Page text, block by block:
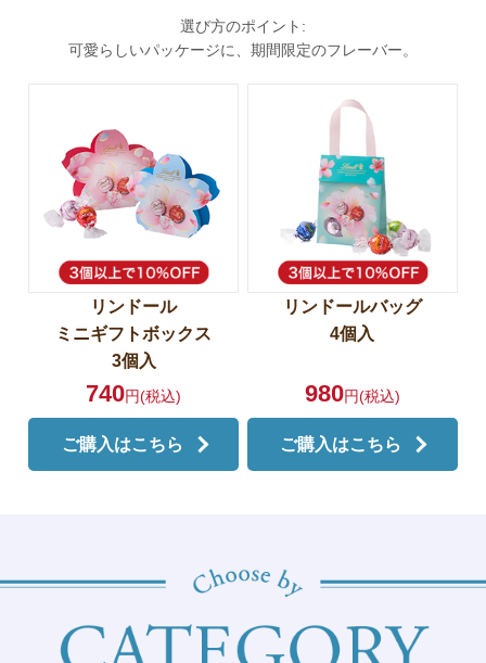
選び方のポイント:
可愛らしいパッケージに、期間限定のフレーバー。
リンドール
ミニギフトボックス
3個入
740円(税込)
ご購入はこちら
リンドールバッグ
4個入
980円(税込)
ご購入はこちら